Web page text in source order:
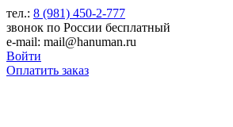
тел.: 8 (981) 450-2-777
звонок по России бесплатный
e-mail: mail@hanuman.ru
Войти
Оплатить заказ